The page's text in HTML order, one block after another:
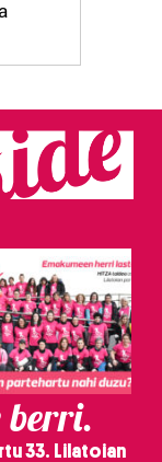
eta
hori
berri.
33. Lilatoian